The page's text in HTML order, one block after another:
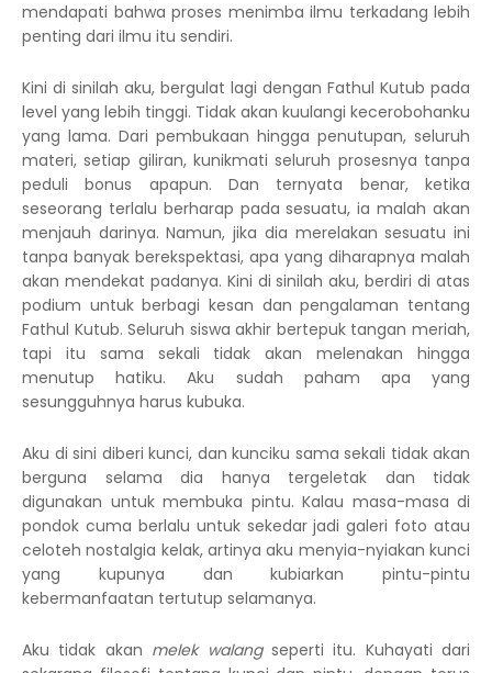
mendapati bahwa proses menimba ilmu terkadang lebih
penting dari ilmu itu sendiri.
Kini di sinilah aku, bergulat lagi dengan Fathul Kutub pada
level yang lebih tinggi. Tidak akan kuulangi kecerobohanku
yang lama. Dari pembukaan hingga penutupan, seluruh
materi, setiap giliran, kunikmati seluruh prosesnya tanpa
peduli bonus apapun. Dan ternyata benar, ketika
seseorang terlalu berharap pada sesuatu, ia malah akan
menjauh darinya. Namun, jika dia merelakan sesuatu ini
tanpa banyak berekspektasi, apa yang diharapnya malah
akan mendekat padanya. Kini di sinilah aku, berdiri di atas
podium untuk berbagi kesan dan pengalaman tentang
Fathul Kutub. Seluruh siswa akhir bertepuk tangan meriah,
tapi itu sama sekali tidak akan melenakan hingga
menutup hatiku. Aku sudah paham apa yang
sesungguhnya harus kubuka.
Aku di sini diberi kunci, dan kunciku sama sekali tidak akan
berguna selama dia hanya tergeletak dan tidak
digunakan untuk membuka pintu. Kalau masa-masa di
pondok cuma berlalu untuk sekedar jadi galeri foto atau
celoteh nostalgia kelak, artinya aku menyia-nyiakan kunci
yang kupunya dan kubiarkan pintu-pintu
kebermanfaatan tertutup selamanya.
Aku tidak akan melek walang seperti itu. Kuhayati dari